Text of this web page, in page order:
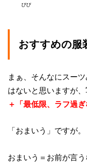
びび
おすすめの服
まぁ、そんなにスー
はないと思いますが
＋「最低限、ラフ過
「おまいう」ですが。
おまいう＝お前が言